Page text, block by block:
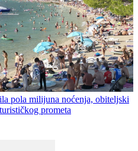
pola milijuna noćenja, obiteljski
prometa